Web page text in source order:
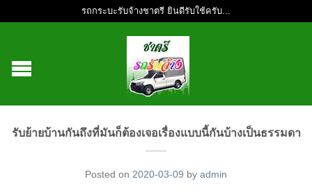
รถกระบะรับจ้างชาตรี ยินดีรับใช้ครับ...
รับย้ายบ้านกันถึงที่มันก็ต้องเจอเรื่องแบบนี้กันบ้างเป็นธรรมดา
Posted on 2020-03-09 by admin